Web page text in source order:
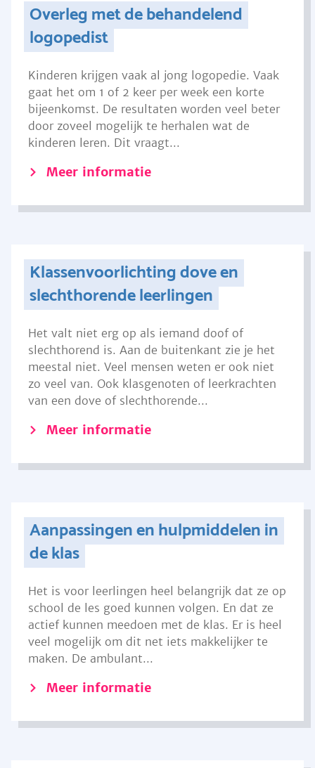
Overleg met de behandelend
logopedist
Kinderen krijgen vaak al jong logopedie. Vaak
gaat het om 1 of 2 keer per week een korte
bijeenkomst. De resultaten worden veel beter
door zoveel mogelijk te herhalen wat de
kinderen leren. Dit vraagt...
Meer informatie
Klassenvoorlichting dove en
slechthorende leerlingen
Het valt niet erg op als iemand doof of
slechthorend is. Aan de buitenkant zie je het
meestal niet. Veel mensen weten er ook niet
zo veel van. Ook klasgenoten of leerkrachten
van een dove of slechthorende...
Meer informatie
Aanpassingen en hulpmiddelen in
de klas
Het is voor leerlingen heel belangrijk dat ze op
school de les goed kunnen volgen. En dat ze
actief kunnen meedoen met de klas. Er is heel
veel mogelijk om dit net iets makkelijker te
maken. De ambulant...
Meer informatie